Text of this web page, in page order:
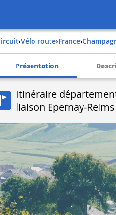
Circuit› Vélo route› france›
Présentation
Itinéraire
liaison Epernay-Reims